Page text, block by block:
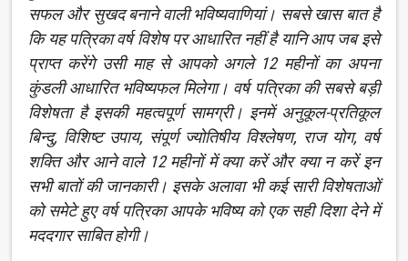
सफल और सुखद बनाने वाली भविष्यवाणियां। सबसे खास बात है
कि यह पत्रिका वर्ष विशेष पर आधारित नहीं है यानि आप जब इसे
प्राप्त करेंगे उसी माह से आपको अगले 12 महीनों का अपना
कुंडली आधारित भविष्यफल मिलेगा। वर्ष पत्रिका की सबसे बड़ी
विशेषता है इसकी महत्वपूर्ण सामग्री। इनमें अनुकूल-प्रतिकूल
बिन्दु, विशिष्ट उपाय, संपूर्ण ज्योतिषीय विश्लेषण, राज योग, वर्ष
शक्ति और आने वाले 12 महीनों में क्या करें और क्या न करें इन
सभी बातों की जानकारी। इसके अलावा भी कई सारी विशेषताओं
को समेटे हुए वर्ष पत्रिका आपके भविष्य को एक सही दिशा देने में
मददगार साबित होगी।